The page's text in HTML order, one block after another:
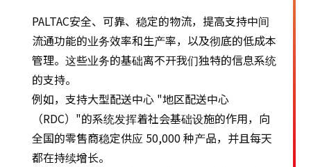
PALTAC安全、可靠、稳定的物流，提高支持中间
流通功能的业务效率和生产率，以及彻底的低成本
管理。这些业务的基础离不开我们独特的信息系统
的支持。
例如，支持大型配送中心 "地区配送中心
（RDC）"的系统发挥着社会基础设施的作用，向
全国的零售商稳定供应 50,000 种产品，并且每天
都在持续增长。